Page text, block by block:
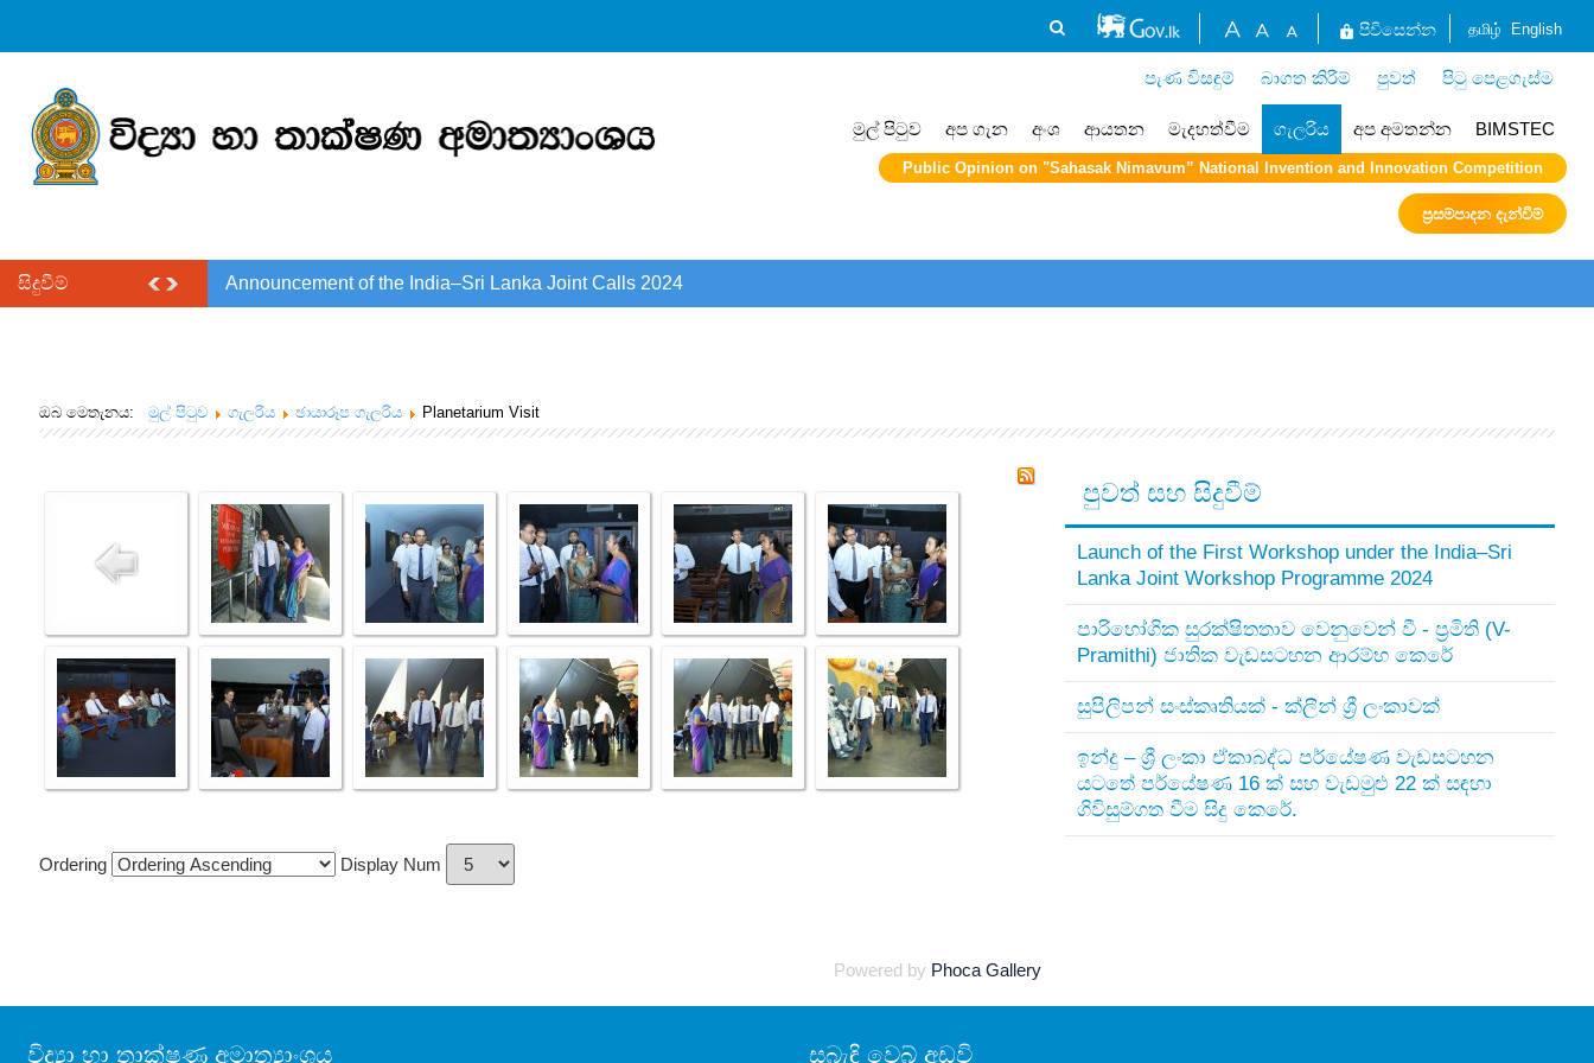
පිවිසෙන්න தமிழ் English
පැණ විසඳුම් බාගත කිරීම් පුවත් පිටු පෙළගැස්ම
මුල් පිටුව අප ගැන අංශ ආයතන මැදහත්වීම ගැලරිය අප අමතන්න BIMSTEC
Public Opinion on "Sahasak Nimavum” National Invention and Innovation Competition
ප්‍රසම්පාදන දැන්වීම්
සිදුවීම් Announcement of the India–Sri Lanka Joint Calls 2024
ඔබ මෙතැනය: මුල් පිටුව ගැලරිය ඡායාරූප ගැලරිය Planetarium Visit
Ordering Display Num
Powered by Phoca Gallery
පුවත් සහ සිදුවීම්
Launch of the First Workshop under the India–Sri
Lanka Joint Workshop Programme 2024
පාරිභෝගික සුරක්ෂිතතාව වෙනුවෙන් වී - ප්‍රමිති (V-
Pramithi) ජාතික වැඩසටහන ආරම්භ කෙරේ
සුපිලිපන් සංස්කෘතියක් - ක්ලීන් ශ්‍රී ලංකාවක්
ඉන්දු – ශ්‍රී ලංකා ඒකාබද්ධ පර්යේෂණ වැඩසටහන
යටතේ පර්යේෂණ 16 ක් සහ වැඩමුළු 22 ක් සඳහා
ගිවිසුම්ගත වීම සිදු කෙරේ.
විද්‍යා හා තාක්ෂණ අමාත්‍යාංශය සබැඳි වෙබ් අඩවි